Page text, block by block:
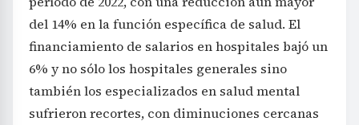
del 14% en la función específica de salud. El
financiamiento de salarios en hospitales bajó un
6% y no sólo los hospitales generales sino
también los especializados en salud mental
sufrieron recortes, con diminuciones cercanas